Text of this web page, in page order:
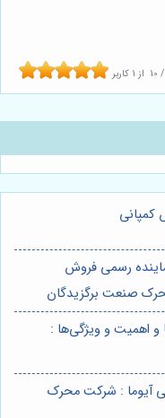
10 / از 1 کاربر
رسمی فروش
صنعت برگزیدگان
و اهمیت و ویژگی‌ها :
آیوما : شرکت محرک